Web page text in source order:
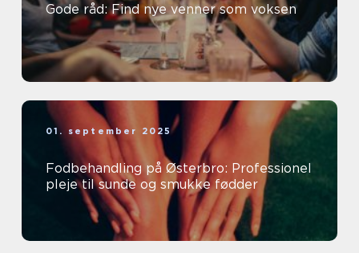
Gode råd: Find nye venner som voksen
01. september 2025
Fodbehandling på Østerbro: Professionel
pleje til sunde og smukke fødder